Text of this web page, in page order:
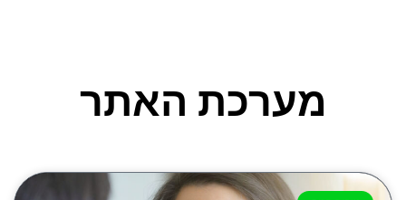
מערכת האתר